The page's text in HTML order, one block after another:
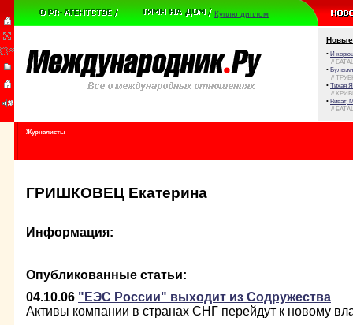
Куплю диплом
Новые
• И
//
•
//
• Тихая
//
• Виват,
//
Журналисты
ГРИШКОВЕЦ Екатерина
Информация:
Опубликованные статьи:
04.10.06 "ЕЭС России" выходит из Содружества
Активы компании в странах СНГ перейдут к новому